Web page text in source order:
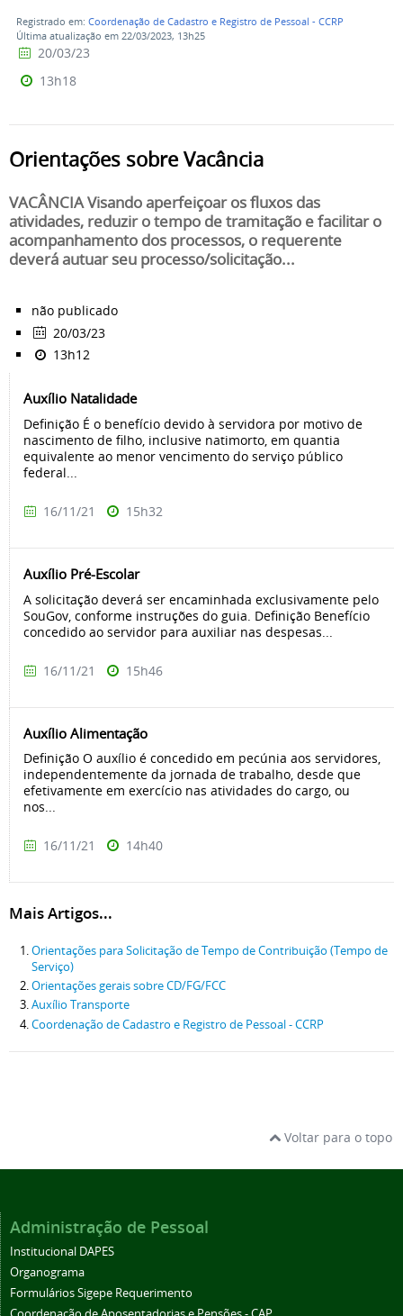
Registrado em: Coordenação de Cadastro e Registro de Pessoal - CCRP
Última atualização em 22/03/2023, 13h25
20/03/23
13h18
Orientações sobre Vacância
VACÂNCIA Visando aperfeiçoar os fluxos das
atividades, reduzir o tempo de tramitação e facilitar o
acompanhamento dos processos, o requerente
deverá autuar seu processo/solicitação...
não publicado
20/03/23
13h12
Auxílio Natalidade
Definição É o benefício devido à servidora por motivo de
nascimento de filho, inclusive natimorto, em quantia
equivalente ao menor vencimento do serviço público
federal...
16/11/21 15h32
Auxílio Pré-Escolar
A solicitação deverá ser encaminhada exclusivamente pelo
SouGov, conforme instruções do guia. Definição Benefício
concedido ao servidor para auxiliar nas despesas...
16/11/21 15h46
Auxílio Alimentação
Definição O auxílio é concedido em pecúnia aos servidores,
independentemente da jornada de trabalho, desde que
efetivamente em exercício nas atividades do cargo, ou
nos...
16/11/21 14h40
Mais Artigos...
Orientações para Solicitação de Tempo de Contribuição (Tempo de
Serviço)
Orientações gerais sobre CD/FG/FCC
Auxílio Transporte
Coordenação de Cadastro e Registro de Pessoal - CCRP
Voltar para o topo
Administração de Pessoal
Institucional DAPES
Organograma
Formulários Sigepe Requerimento